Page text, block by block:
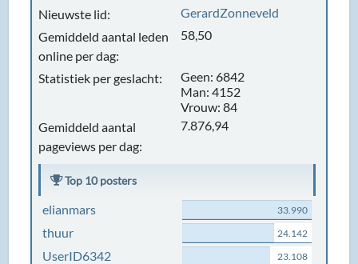
Nieuwste lid:
GerardZonneveld
Gemiddeld aantal leden
online per dag:
58,50
Statistiek per geslacht:
Geen: 6842
Man: 4152
Vrouw: 84
Gemiddeld aantal
pageviews per dag:
7.876,94
Top 10 posters
elianmars 33.990
thuur 24.142
UserID6342 23.108